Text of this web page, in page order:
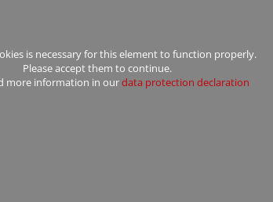
is necessary for this element to function properly.
Please accept them to continue.
more information in ourdata protection declaration